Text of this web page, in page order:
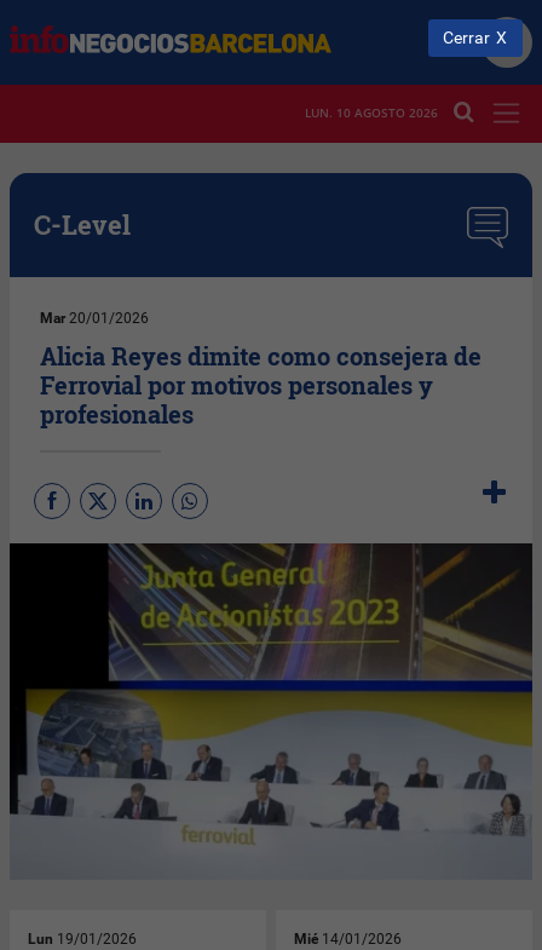
LUN. 10 AGOSTO 2026
C-Level
Mar 20/01/2026
Alicia Reyes dimite como consejera de
Ferrovial por motivos personales y
profesionales
Lun 19/01/2026 Mié 14/01/2026
Cerrar